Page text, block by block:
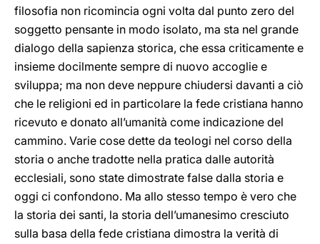
filosofia non ricomincia ogni volta dal punto zero del
soggetto pensante in modo isolato, ma sta nel grande
dialogo della sapienza storica, che essa criticamente e
insieme docilmente sempre di nuovo accoglie e
sviluppa; ma non deve neppure chiudersi davanti a ciò
che le religioni ed in particolare la fede cristiana hanno
ricevuto e donato all’umanità come indicazione del
cammino. Varie cose dette da teologi nel corso della
storia o anche tradotte nella pratica dalle autorità
ecclesiali, sono state dimostrate false dalla storia e
oggi ci confondono. Ma allo stesso tempo è vero che
la storia dei santi, la storia dell’umanesimo cresciuto
sulla basa della fede cristiana dimostra la verità di